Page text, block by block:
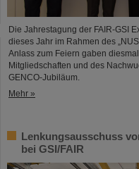
Die Jahrestagung der FAIR-GSI
dieses Jahr im Rahmen des
Anlass zum Feiern gaben
Mitgliedschaften und des
GENCO-Jubiläum.
Mehr »
Lenkungsausschuss
bei GSI/FAIR